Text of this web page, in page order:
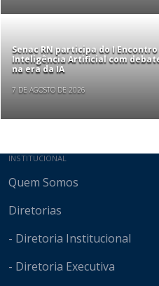
Senac RN participa do I
Inteligência Artificial com
na era da IA
7 DE AGOSTO DE 2026
Mapa do site
INSTITUCIONAL
Quem Somos
Diretorias
- Diretoria Institucional
- Diretoria Executiva